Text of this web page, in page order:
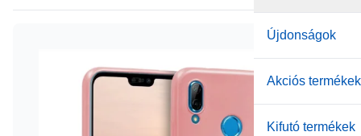
Újdonságok
Akciós termékek
Kifutó termékek